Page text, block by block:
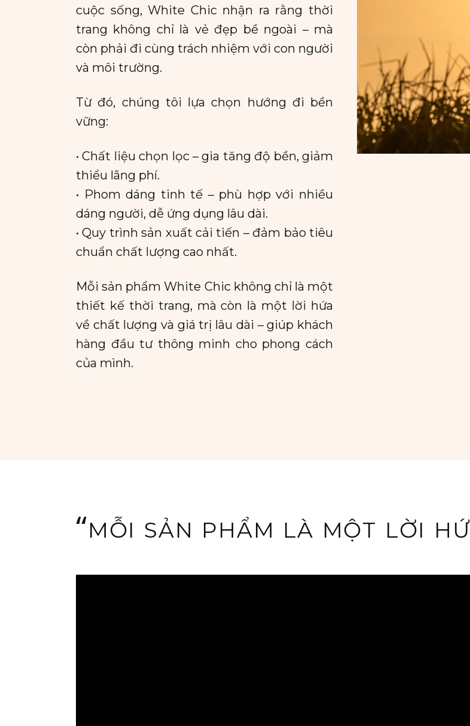
cuộc sống, White Chic nhận ra rằng thời
trang không chỉ là vẻ đẹp bề ngoài – mà
còn phải đi cùng trách nhiệm với con người
và môi trường.
Từ đó, chúng tôi lựa chọn hướng đi bền
vững:
• Chất liệu chọn lọc – gia tăng độ bền, giảm
thiểu lãng phí.
• Phom dáng tinh tế – phù hợp với nhiều
dáng người, dễ ứng dụng lâu dài.
• Quy trình sản xuất cải tiến – đảm bảo tiêu
chuẩn chất lượng cao nhất.
Mỗi sản phẩm White Chic không chỉ là một
thiết kế thời trang, mà còn là một lời hứa
về chất lượng và giá trị lâu dài – giúp khách
hàng đầu tư thông minh cho phong cách
của mình.
“MỖI SẢN PHẨM LÀ MỘT LỜI